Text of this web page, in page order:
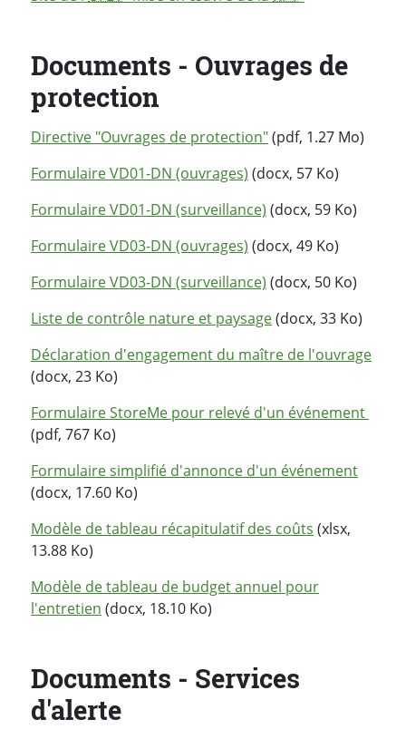
Documents - Ouvrages de
protection
Directive "Ouvrages de protection"(pdf, 1.27 Mo)
Formulaire VD01-DN (ouvrages) (docx, 57 Ko)
Formulaire VD01-DN (surveillance) (docx, 59 Ko)
Formulaire VD03-DN (ouvrages) (docx, 49 Ko)
Formulaire VD03-DN (surveillance) (docx, 50 Ko)
Liste de contrôle nature et paysage(docx, 33 Ko)
Déclaration d'engagement du maître de l'ouvrage
(docx, 23 Ko)
Formulaire StoreMe pour relevé d'un événement
(pdf, 767 Ko)
Formulaire simplifié d'annonce d'un événement
(docx, 17.60 Ko)
Modèle de tableau récapitulatif des coûts (xlsx,
13.88 Ko)
Modèle de tableau de budget annuel pour
l'entretien (docx, 18.10 Ko)
Documents - Services
d'alerte